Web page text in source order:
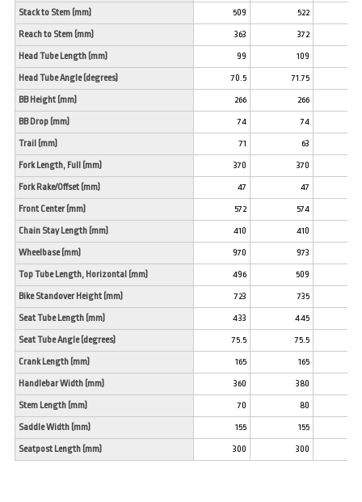
Stack to Stem (mm) 509 522
Reach to Stem (mm) 363 372
Head Tube Length (mm) 99 109
Head Tube Angle (degrees) 70.5 71.75
BB Height (mm) 266 266
BB Drop (mm) 74 74
Trail (mm) 71 63
Fork Length, Full (mm) 370 370
Fork Rake/Offset (mm) 47 47
Front Center (mm) 572 574
Chain Stay Length (mm) 410 410
Wheelbase (mm) 970 973
Top Tube Length, Horizontal (mm) 496 509
Bike Standover Height (mm) 723 735
Seat Tube Length (mm) 433 445
Seat Tube Angle (degrees) 75.5 75.5
Crank Length (mm) 165 165
Handlebar Width (mm) 360 380
Stem Length (mm) 70 80
Saddle Width (mm) 155 155
Seatpost Length (mm) 300 300